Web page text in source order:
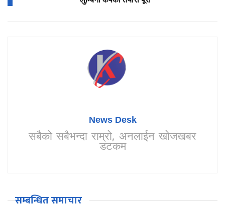
News Desk
सबैको सबैभन्दा राम्रो, अनलाईन खोजखबर
डटकम
सम्बन्धित समाचार